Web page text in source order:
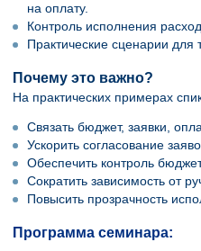
на оплату.
Контроль исполнения
Практические сценарии
Почему это важно?
На практических примерах
Связать бюджет, заявки,
Ускорить согласование
Обеспечить контроль
Сократить зависимость от
Повысить прозрачность
Программа семинара: